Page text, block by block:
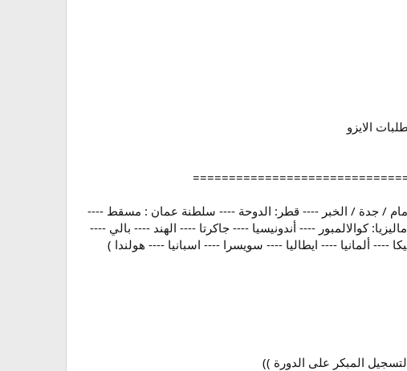
/ جدة / الخبر ---- قطر: الدوحة ---- سلطنة عمان : مسقط ----
كوالالمبور ---- أندونيسيا ---- جاكرتا ---- الهند ---- بالي ----
---- ألمانيا ---- ايطاليا ---- سويسرا ---- اسبانيا ---- هولندا )
المبكر على الدورة ))